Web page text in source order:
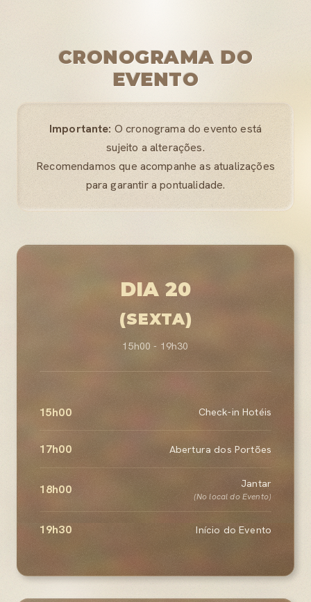
CRONOGRAMA DO
EVENTO
Importante: O cronograma do evento está
sujeito a alterações.
Recomendamos que acompanhe as atualizações
para garantir a pontualidade.
DIA 20
(SEXTA)
15h00 - 19h30
15h00 Check-in Hotéis
17h00 Abertura dos Portões
18h00 Jantar
(No local do Evento)
19h30 Início do Evento